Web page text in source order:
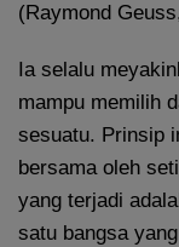
(Raymond
Ia selalu
mampu memilih
sesuatu. Prinsip
bersama oleh
yang terjadi
satu bangsa